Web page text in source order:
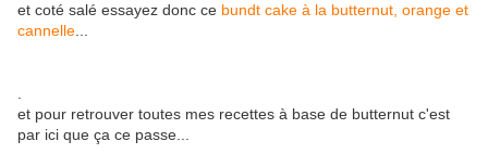
et coté salé essayez donc ce bundt cake à la butternut, orange et
cannelle
et pour retrouver toutes mes recettes à base de butternut c'est
par ici que ça ce passe...